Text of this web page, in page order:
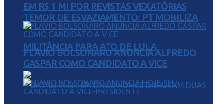
TEMOR DE ESVAZIAMENTO: PT MOBILIZA
MILITÂNCIA PARA ATO DE LULA
EM R$ 1 MI POR REVISTAS VEXATÓRIAS
FLÁVIO BOLSONARO ANUNCIA ALFREDO
GASPAR COMO CANDIDATO A VICE